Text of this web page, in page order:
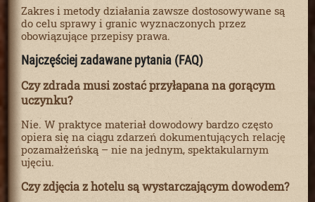
Zakres i metody działania zawsze dostosowywane są
do celu sprawy i granic wyznaczonych przez
obowiązujące przepisy prawa.
Najczęściej zadawane pytania (FAQ)
Czy zdrada musi zostać przyłapana na gorącym
uczynku?
Nie. W praktyce materiał dowodowy bardzo często
opiera się na ciągu zdarzeń dokumentujących relację
pozamałżeńską – nie na jednym, spektakularnym
ujęciu.
Czy zdjęcia z hotelu są wystarczającym dowodem?